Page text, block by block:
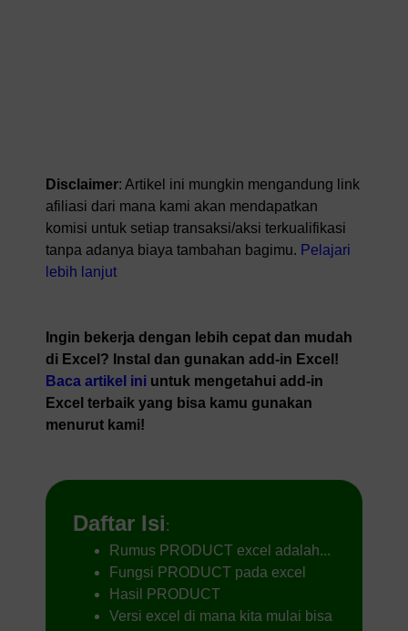
Disclaimer: Artikel ini mungkin mengandung link
afiliasi dari mana kami akan mendapatkan
komisi untuk setiap transaksi/aksi terkualifikasi
tanpa adanya biaya tambahan bagimu. Pelajari
lebih lanjut
Ingin bekerja dengan lebih cepat dan mudah
di Excel? Instal dan gunakan add-in Excel!
Baca artikel ini untuk mengetahui add-in
Excel terbaik yang bisa kamu gunakan
menurut kami!
Daftar Isi:
Rumus PRODUCT excel adalah...
Fungsi PRODUCT pada excel
Hasil PRODUCT
Versi excel di mana kita mulai bisa